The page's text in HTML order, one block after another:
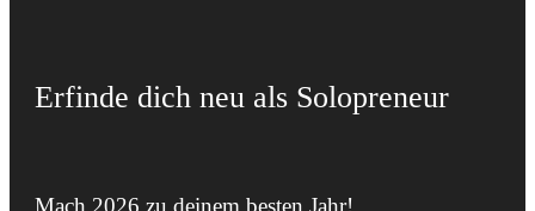
Erfinde dich neu als Solopreneur
Mach 2026 zu deinem besten Jahr!